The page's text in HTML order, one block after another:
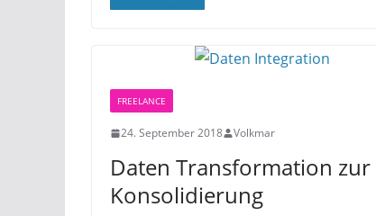
FREELANCE
24. September 2018 Volkmar
Daten Transformation zur
Konsolidierung